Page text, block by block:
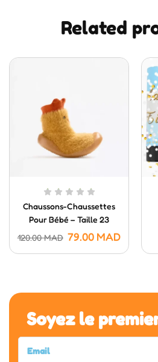
Related
Chaussons-Chaussettes
Pour Bébé – Taille 23
120.00MAD 79.00 MAD
Soyez le